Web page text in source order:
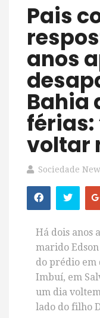
Pais cobram
anos
Bahia
férias:
voltar
Sociedade
Há dois anos
marido
do prédio em
Imbuí, em
um dia
lado do filho